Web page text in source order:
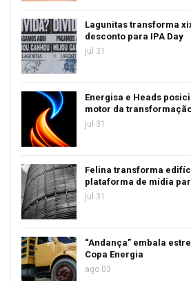
Lagunitas transforma
desconto para IPA Day
jul 31
Energisa e Heads
motor da
jul 31
Felina transforma
plataforma de mídia
jul 31
“Andança” embala
Copa Energia
ago 03